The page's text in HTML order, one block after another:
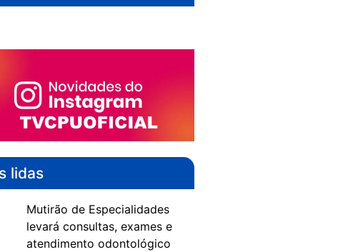
lidas
Mutirão de Especialidades
levará consultas, exames e
atendimento odontológico